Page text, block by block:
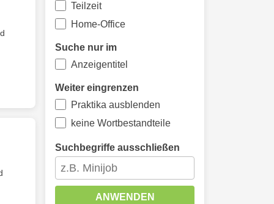
Teilzeit
Home-Office
Suche nur im
Anzeigentitel
Weiter eingrenzen
Praktika ausblenden
keine Wortbestandteile
Suchbegriffe ausschließen
ANWENDEN